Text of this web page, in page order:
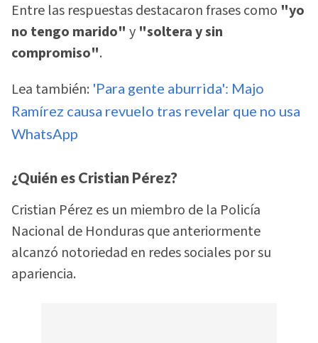
Entre las respuestas destacaron frases como "yo
no tengo marido" y "soltera y sin
compromiso".
Lea también: 'Para gente aburrida': Majo
Ramírez causa revuelo tras revelar que no usa
WhatsApp
¿Quién es Cristian Pérez?
Cristian Pérez es un miembro de la Policía
Nacional de Honduras que anteriormente
alcanzó notoriedad en redes sociales por su
apariencia.